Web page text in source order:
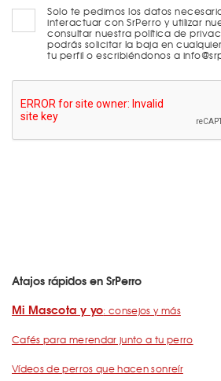
Solo te pedimos los datos
interactuar con SrPerro y utilizar
consultar nuestra política de
podrás solicitar la baja en
tu perfil o escribiéndonos a
Atajos rápidos en SrPerro
Mi Mascota y yo: consejos y más
Cafés para merendar junto a tu perro
Vídeos de perros que hacen sonreír